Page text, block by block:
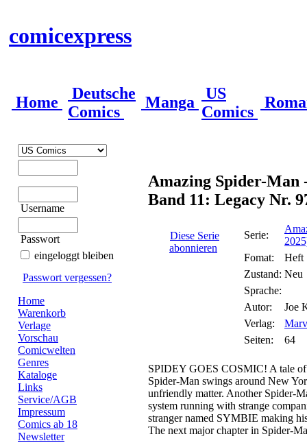
comicexpress
Home
Deutsche
Comics
Manga
US
Comics
Username
Passwort
eingeloggt bleiben
Passwort vergessen?
Home
Warenkorb
Verlage
Vorschau
Comicwelten
Genres
Kataloge
Links
Service/AGB
Impressum
Comics ab 18
Newsletter
Amazing Spider-Man
Band 11: Legacy Nr.
Diese Serie
abonnieren
Serie:
Fomat:
Heft
Zustand: Neu
Sprache:
Autor:
Joe
Verlag:
Seiten:
64
SPIDEY GOES COSMIC! A tale
Spider-Man swings around New
unfriendly matter. Another Spider-
system running with strange
stranger named SYMBIE making
The next major chapter in Spider-